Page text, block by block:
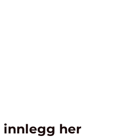
innlegg her